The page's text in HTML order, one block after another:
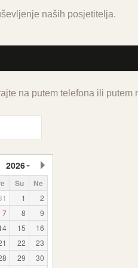
naših posjetitelja.
na putem telefona ili
2026
Su Ne
1
2
7 8
9
15
16
22
23
29
30